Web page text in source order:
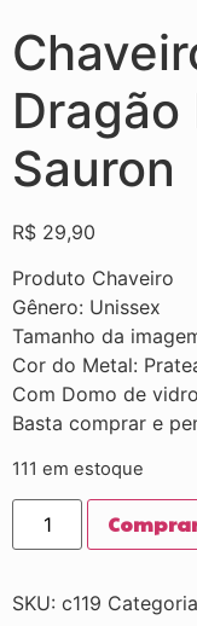
Dragão
Sauron
R$ 29,90
Produto Chaveiro
Gênero: Unissex
Tamanho da
Cor do Metal:
Com Domo de vidro
Basta comprar e
111 em estoque
SKU: c119